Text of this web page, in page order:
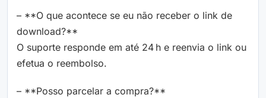
– **O que acontece se eu não receber o link de
download?**
O suporte responde em até 24 h e reenvia o link ou
efetua o reembolso.
– **Posso parcelar a compra?**